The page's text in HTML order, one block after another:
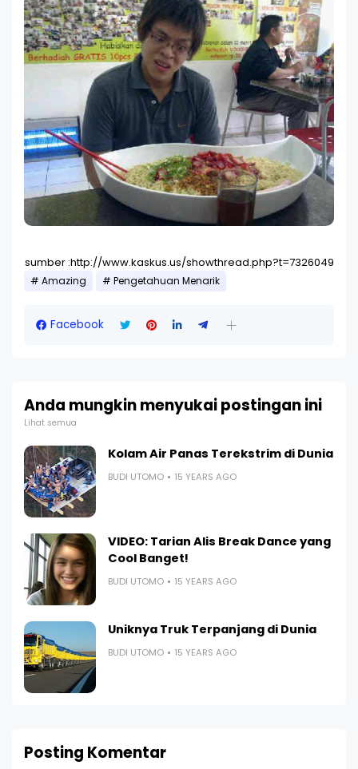
sumber :http://www.kaskus.us/showthread.php?t=7326049
Amazing Pengetahuan Menarik
Facebook
Anda mungkin menyukai postingan ini
Lihat semua
Kolam Air Panas Terekstrim di Dunia
BUDI UTOMO 15 YEARS AGO
VIDEO: Tarian Alis Break Dance yang
Cool Banget!
BUDI UTOMO 15 YEARS AGO
Uniknya Truk Terpanjang di Dunia
BUDI UTOMO 15 YEARS AGO
Posting Komentar